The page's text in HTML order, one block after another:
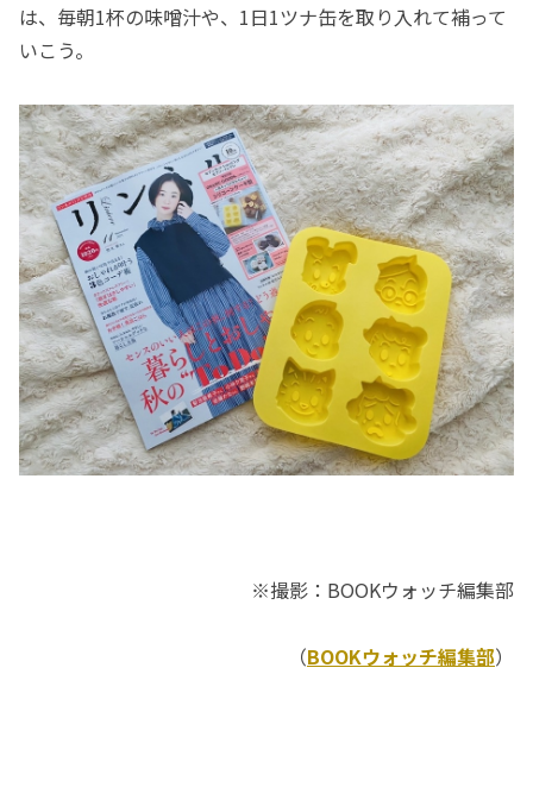
は、毎朝1杯の味噌汁や、1日1ツナ缶を取り入れて補って
いこう。
※撮影：BOOKウォッチ編集部
（BOOKウォッチ編集部）